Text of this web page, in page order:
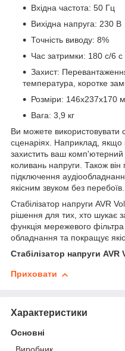
Вхідна частота: 50 Гц
Вихідна напруга: 230 В
Точність виводу: 8%
Час затримки: 180 с/6 с
Захист:
температура, коротке
Розміри: 146x237x170
Вага: 3,9 кг
Ви можете використовувати
сценаріях. Наприклад, якщо
захистить ваш комп'ютерний
коливань напруги. Також
підключення
якісним звуком без перебоїв.
Стабілізатор напруги AVR
рішення для тих, хто шукає
функція мережевого
обладнання та покращує
Стабілізатор напруги
Приховати
Характеристики
Основні
Виробник